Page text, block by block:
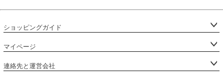
ショッピングガイド
マイページ
連絡先と運営会社